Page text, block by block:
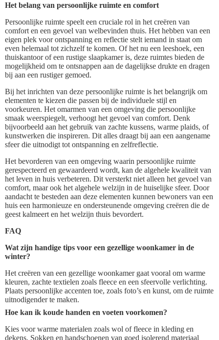
Het belang van persoonlijke ruimte en comfort
Persoonlijke ruimte speelt een cruciale rol in het creëren van
comfort en een gevoel van welbevinden thuis. Het hebben van een
eigen plek voor ontspanning en reflectie stelt iemand in staat om
even helemaal tot zichzelf te komen. Of het nu een leeshoek, een
thuiskantoor of een rustige slaapkamer is, deze ruimtes bieden de
mogelijkheid om te ontsnappen aan de dagelijkse drukte en dragen
bij aan een rustiger gemoed.
Bij het inrichten van deze persoonlijke ruimte is het belangrijk om
elementen te kiezen die passen bij de individuele stijl en
voorkeuren. Het omarmen van een omgeving die persoonlijke
smaak weerspiegelt, verhoogt het gevoel van comfort. Denk
bijvoorbeeld aan het gebruik van zachte kussens, warme plaids, of
kunstwerken die inspireren. Dit alles draagt bij aan een aangename
sfeer die uitnodigt tot ontspanning en zelfreflectie.
Het bevorderen van een omgeving waarin persoonlijke ruimte
gerespecteerd en gewaardeerd wordt, kan de algehele kwaliteit van
het leven in huis verbeteren. Dit versterkt niet alleen het gevoel van
comfort, maar ook het algehele welzijn in de huiselijke sfeer. Door
aandacht te besteden aan deze elementen kunnen bewoners van een
huis een harmonieuze en ondersteunende omgeving creëren die de
geest kalmeert en het welzijn thuis bevordert.
FAQ
Wat zijn handige tips voor een gezellige woonkamer in de
winter?
Het creëren van een gezellige woonkamer gaat vooral om warme
kleuren, zachte textielen zoals fleece en een sfeervolle verlichting.
Plaats persoonlijke accenten toe, zoals foto’s en kunst, om de ruimte
uitnodigender te maken.
Hoe kan ik koude handen en voeten voorkomen?
Kies voor warme materialen zoals wol of fleece in kleding en
dekens. Sokken en handschoenen van goed isolerend materiaal